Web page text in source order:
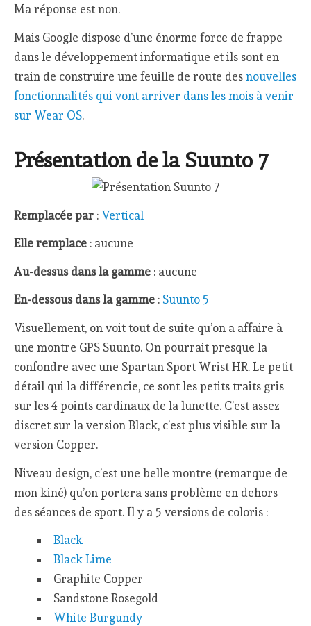
Ma réponse est non.
Mais Google dispose d’une énorme force de frappe
dans le développement informatique et ils sont en
train de construire une feuille de route desnouvelles
fonctionnalités qui vont arriver dans les mois à venir
sur Wear OS.
Présentation de la Suunto 7
Remplacée par : Vertical
Elle remplace : aucune
Au-dessus dans la gamme : aucune
En-dessous dans la gamme : Suunto 5
Visuellement, on voit tout de suite qu’on a affaire à
une montre GPS Suunto. On pourrait presque la
confondre avec une Spartan Sport Wrist HR. Le petit
détail qui la différencie, ce sont les petits traits gris
sur les 4 points cardinaux de la lunette. C’est assez
discret sur la version Black, c’est plus visible sur la
version Copper.
Niveau design, c’est une belle montre (remarque de
mon kiné) qu’on portera sans problème en dehors
des séances de sport. Il y a 5 versions de coloris :
Black
Black Lime
Graphite Copper
Sandstone Rosegold
White Burgundy